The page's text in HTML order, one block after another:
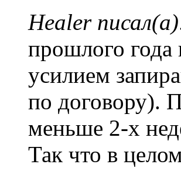
Healer
прошлого
усилием
по договору).
меньше 2-х
Так что в